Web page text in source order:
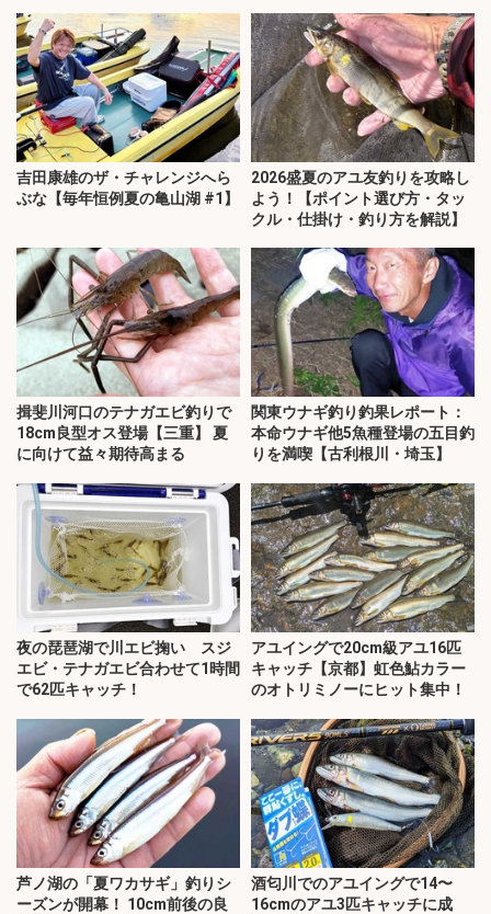
吉田康雄のザ・チャレンジへら
ぶな【毎年恒例夏の亀山湖 #1】
2026盛夏のアユ友釣りを攻略し
よう！【ポイント選び方・タッ
クル・仕掛け・釣り方を解説】
揖斐川河口のテナガエビ釣りで
18cm良型オス登場【三重】 夏
に向けて益々期待高まる
関東ウナギ釣り釣果レポート：
本命ウナギ他5魚種登場の五目釣
りを満喫【古利根川・埼玉】
夜の琵琶湖で川エビ掬い スジ
エビ・テナガエビ合わせて1時間
で62匹キャッチ！
アユイングで20cm級アユ16匹
キャッチ【京都】虹色鮎カラー
のオトリミノーにヒット集中！
芦ノ湖の「夏ワカサギ」釣りシ
ーズンが開幕！ 10cm前後の良
酒匂川でのアユイングで14〜
16cmのアユ3匹キャッチに成